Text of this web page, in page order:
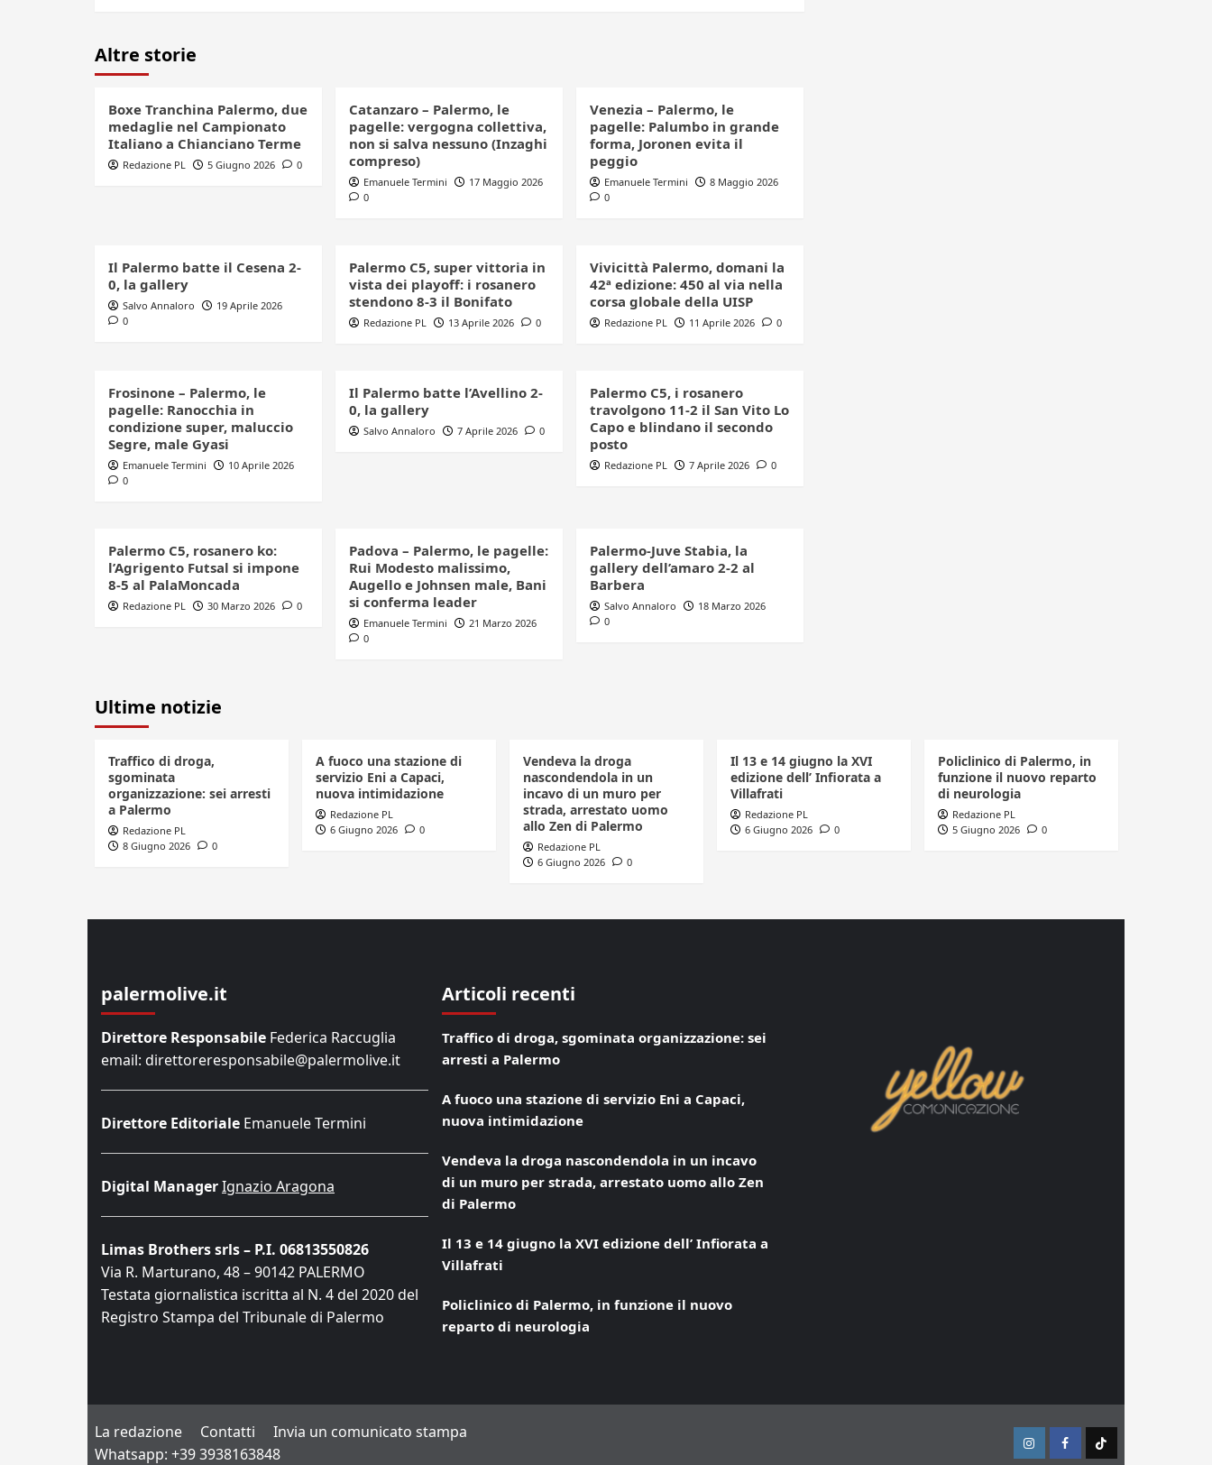
Altre storie
Boxe Tranchina Palermo, due
medaglie nel Campionato
Italiano a Chianciano Terme
Redazione PL 5 Giugno 2026 0
Catanzaro – Palermo, le
pagelle: vergogna collettiva,
non si salva nessuno (Inzaghi
compreso)
Emanuele Termini
17 Maggio 2026
0
Venezia – Palermo, le
pagelle: Palumbo in grande
forma, Joronen evita il
peggio
Emanuele Termini
8 Maggio 2026
0
Il Palermo batte il Cesena 2-
0, la gallery
Salvo Annaloro
19 Aprile 2026
0
Palermo C5, super vittoria in
vista dei playoff: i rosanero
stendono 8-3 il Bonifato
Redazione PL 13 Aprile 2026 0
Vivicittà Palermo, domani la
42ª edizione: 450 al via nella
corsa globale della UISP
Redazione PL 11 Aprile 2026 0
Frosinone – Palermo, le
pagelle: Ranocchia in
condizione super, maluccio
Segre, male Gyasi
Emanuele Termini
10 Aprile 2026
0
Il Palermo batte l’Avellino 2-
0, la gallery
Salvo Annaloro 7 Aprile 2026 0
Palermo C5, i rosanero
travolgono 11-2 il San Vito Lo
Capo e blindano il secondo
posto
Redazione PL 7 Aprile 2026 0
Palermo C5, rosanero ko:
l’Agrigento Futsal si impone
8-5 al PalaMoncada
Redazione PL 30 Marzo 2026 0
Padova – Palermo, le pagelle:
Rui Modesto malissimo,
Augello e Johnsen male, Bani
si conferma leader
Emanuele Termini
21 Marzo 2026
0
Palermo-Juve Stabia, la
gallery dell’amaro 2-2 al
Barbera
Salvo Annaloro
18 Marzo 2026
0
Ultime notizie
Traffico di droga,
sgominata
organizzazione: sei arresti
a Palermo
Redazione PL
8 Giugno 2026
0
A fuoco una stazione di
servizio Eni a Capaci,
nuova intimidazione
Redazione PL
6 Giugno 2026
0
Vendeva la droga
nascondendola in un
incavo di un muro per
strada, arrestato uomo
allo Zen di Palermo
Redazione PL
6 Giugno 2026
0
Il 13 e 14 giugno la XVI
edizione dell’ Infiorata a
Villafrati
Redazione PL
6 Giugno 2026
0
Policlinico di Palermo, in
funzione il nuovo reparto
di neurologia
Redazione PL
5 Giugno 2026
0
palermolive.it
Direttore Responsabile Federica Raccuglia
email: direttoreresponsabile@palermolive.it
Direttore Editoriale Emanuele Termini
Digital ManagerIgnazio Aragona
Limas Brothers srls – P.I. 06813550826
Via R. Marturano, 48 – 90142 PALERMO
Testata giornalistica iscritta al N. 4 del 2020 del
Registro Stampa del Tribunale di Palermo
Articoli recenti
Traffico di droga, sgominata organizzazione: sei
arresti a Palermo
A fuoco una stazione di servizio Eni a Capaci,
nuova intimidazione
Vendeva la droga nascondendola in un incavo
di un muro per strada, arrestato uomo allo Zen
di Palermo
Il 13 e 14 giugno la XVI edizione dell’ Infiorata a
Villafrati
Policlinico di Palermo, in funzione il nuovo
reparto di neurologia
La redazione Contatti
Invia un comunicato stampa
Whatsapp: +39 3938163848
InstagramFacebookTikTok